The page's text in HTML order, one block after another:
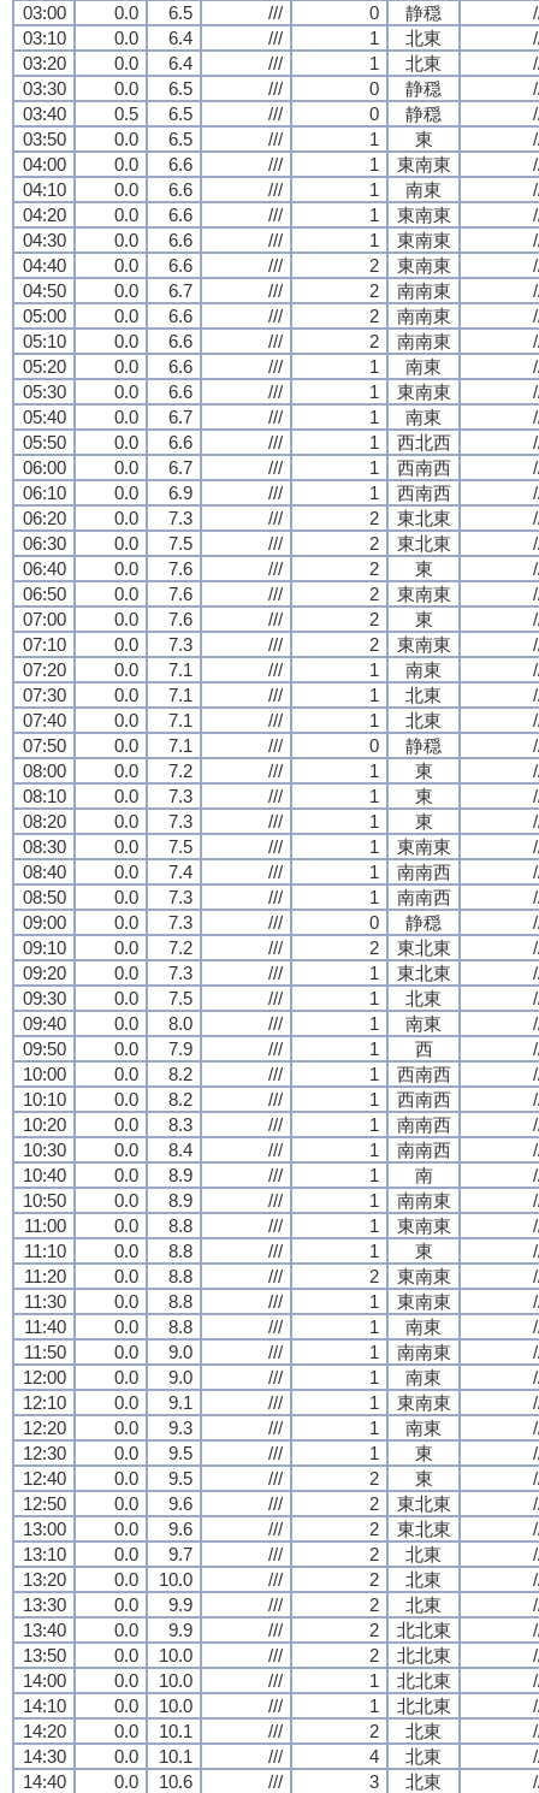
03:00
0.0 6.5 /// 0 静穏
03:10
0.0 6.4 /// 1 北東
03:20
0.0 6.4 /// 1 北東
03:30
0.0 6.5 /// 0 静穏
03:40
0.5 6.5 /// 0 静穏
03:50
0.0 6.5 /// 1 東
04:00
0.0 6.6 /// 1 東南東
04:10
0.0 6.6 /// 1 南東
04:20
0.0 6.6 /// 1 東南東
04:30
0.0 6.6 /// 1 東南東
04:40
0.0 6.6 /// 2 東南東
04:50
0.0 6.7 /// 2 南南東
05:00
0.0 6.6 /// 2 南南東
05:10
0.0 6.6 /// 2 南南東
05:20
0.0 6.6 /// 1 南東
05:30
0.0 6.6 /// 1 東南東
05:40
0.0 6.7 /// 1 南東
05:50
0.0 6.6 /// 1 西北西
06:00
0.0 6.7 /// 1 西南西
06:10
0.0 6.9 /// 1 西南西
06:20
0.0 7.3 /// 2 東北東
06:30
0.0 7.5 /// 2 東北東
06:40
0.0 7.6 /// 2 東
06:50
0.0 7.6 /// 2 東南東
07:00
0.0 7.6 /// 2 東
07:10
0.0 7.3 /// 2 東南東
07:20
0.0 7.1 /// 1 南東
07:30
0.0 7.1 /// 1 北東
07:40
0.0 7.1 /// 1 北東
07:50
0.0 7.1 /// 0 静穏
08:00
0.0 7.2 /// 1 東
08:10
0.0 7.3 /// 1 東
08:20
0.0 7.3 /// 1 東
08:30
0.0 7.5 /// 1 東南東
08:40
0.0 7.4 /// 1 南南西
08:50
0.0 7.3 /// 1 南南西
09:00
0.0 7.3 /// 0 静穏
09:10
0.0 7.2 /// 2 東北東
09:20
0.0 7.3 /// 1 東北東
09:30
0.0 7.5 /// 1 北東
09:40
0.0 8.0 /// 1 南東
09:50
0.0 7.9 /// 1 西
10:00
0.0 8.2 /// 1 西南西
10:10
0.0 8.2 /// 1 西南西
10:20
0.0 8.3 /// 1 南南西
10:30
0.0 8.4 /// 1 南南西
10:40
0.0 8.9 /// 1 南
10:50
0.0 8.9 /// 1 南南東
11:00
0.0 8.8 /// 1 東南東
11:10
0.0 8.8 /// 1 東
11:20
0.0 8.8 /// 2 東南東
11:30
0.0 8.8 /// 1 東南東
11:40
0.0 8.8 /// 1 南東
11:50
0.0 9.0 /// 1 南南東
12:00
0.0 9.0 /// 1 南東
12:10
0.0 9.1 /// 1 東南東
12:20
0.0 9.3 /// 1 南東
12:30
0.0 9.5 /// 1 東
12:40
0.0 9.5 /// 2 東
12:50
0.0 9.6 /// 2 東北東
13:00
0.0 9.6 /// 2 東北東
13:10
0.0 9.7 /// 2 北東
13:20
0.0 10.0 /// 2 北東
13:30
0.0 9.9 /// 2 北東
13:40
0.0 9.9 /// 2 北北東
13:50
0.0 10.0 /// 2 北北東
14:00
0.0 10.0 /// 1 北北東
14:10
0.0 10.0 /// 1 北北東
14:20
0.0 10.1 /// 2 北東
14:30
0.0 10.1 /// 4 北東
14:40
0.0 10.6 /// 3 北東